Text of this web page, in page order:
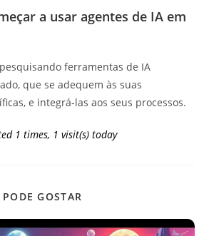
a usar agentes de IA em
ferramentas de IA
que se adequem às suas
e integrá-las aos seus processos.
1 times, 1 visit(s) today
GOSTAR